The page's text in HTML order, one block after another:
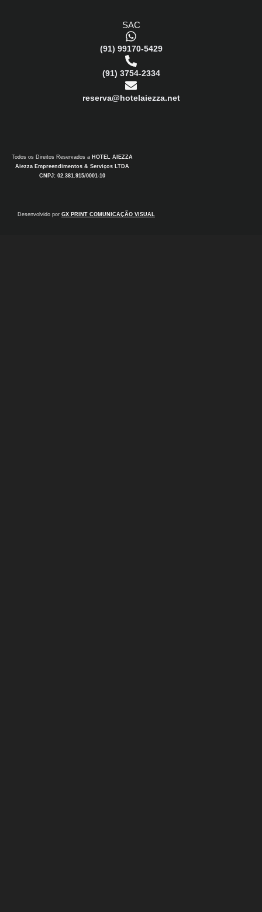
SAC
(91) 99170-5429
(91) 3754-2334
reserva@hotelaiezza.net
Desenvolvido por GX PRINT COMUNICAÇÃO VISUAL
Todos os Direitos Reservados a HOTEL AIEZZA
Aiezza Empreendimentos & Serviços LTDA
CNPJ: 02.381.915/0001-10